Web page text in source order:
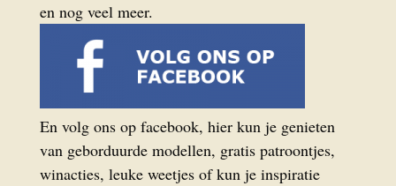
en nog veel meer.
En volg ons op facebook, hier kun je genieten
van geborduurde modellen, gratis patroontjes,
winacties, leuke weetjes of kun je inspiratie